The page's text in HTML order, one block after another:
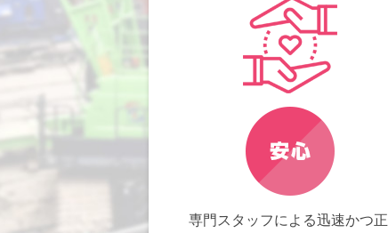
専門スタッフによる迅速かつ正